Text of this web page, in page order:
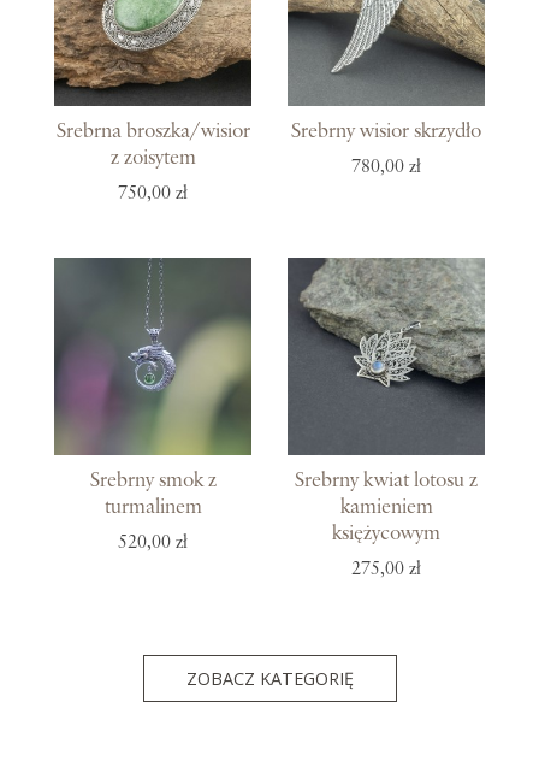
Srebrna broszka/wisior
z zoisytem
750,00 zł
Srebrny wisior skrzydło
780,00 zł
Srebrny smok z
turmalinem
520,00 zł
Srebrny kwiat lotosu z
kamieniem
księżycowym
275,00 zł
ZOBACZ KATEGORIĘ